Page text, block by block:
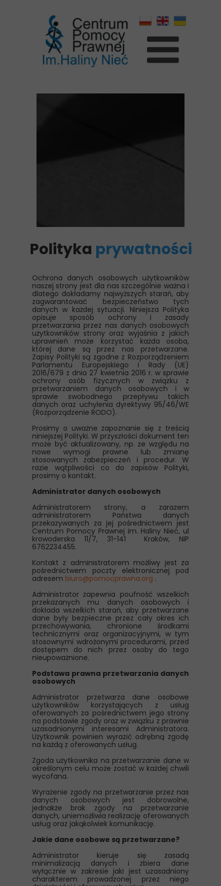
Polityka prywatności
Ochrona danych osobowych użytkowników
naszej strony jest dla nas szczególnie ważna i
dlatego dokładamy najwyższych starań, aby
zagwarantować bezpieczeństwo tych
danych w każdej sytuacji. Niniejsza Polityka
opisuje sposób ochrony i zasady
przetwarzania przez nas danych osobowych
użytkowników strony oraz wyjaśnia z jakich
uprawnień może korzystać każda osoba,
której dane są przez nas przetwarzane.
Zapisy Polityki są zgodne z Rozporządzeniem
Parlamentu Europejskiego i Rady (UE)
2016/679 z dnia 27 kwietnia 2016 r. w sprawie
ochrony osób fizycznych w związku z
przetwarzaniem danych osobowych i w
sprawie swobodnego przepływu takich
danych oraz uchylenia dyrektywy 95/46/WE
(Rozporządzenie RODO).
Prosimy o uważne zapoznanie się z treścią
niniejszej Polityki. W przyszłości dokument ten
może być aktualizowany, np. ze względu na
nowe wymogi prawne lub zmianę
stosowanych zabezpieczeń i procedur. W
razie wątpliwości co do zapisów Polityki,
prosimy o kontakt.
Administrator danych osobowych
Administratorem strony, a zarazem
administratorem Państwa danych
przekazywanych za jej pośrednictwem jest
Centrum Pomocy Prawnej im. Haliny Nieć, ul
krowoderska 11/7, 31-141 Kraków, NIP
6762234455.
Kontakt z administratorem możliwy jest za
pośrednictwem poczty elektronicznej pod
adresem biuro@pomocprawna.org .
Administrator zapewnia poufność wszelkich
przekazanych mu danych osobowych i
dokłada wszelkich starań, aby przetwarzane
dane były bezpieczne przez cały okres ich
przechowywania, chronione środkami
technicznymi oraz organizacyjnymi, w tym
stosownymi wdrożonymi procedurami, przed
dostępem do nich przez osoby do tego
nieupoważnione.
Podstawa prawna przetwarzania danych
osobowych
Administrator przetwarza dane osobowe
użytkowników korzystających z usług
oferowanych za pośrednictwem jego strony
na podstawie zgody oraz w związku z prawnie
uzasadnionymi interesami Administratora.
Użytkownik powinien wyrazić odrębną zgodę
na każdą z oferowanych usług.
Zgoda użytkownika na przetwarzanie dane w
określonym celu może zostać w każdej chwili
wycofana.
Wyrażenie zgody na przetwarzanie przez nas
danych osobowych jest dobrowolne,
jednakże brak zgody na przetwarzanie
danych, uniemożliwia realizację oferowanych
usług oraz jakąkolwiek komunikację.
Jakie dane osobowe są przetwarzane?
Administrator kieruje się zasadą
minimalizacją danych i zbiera dane
wyłącznie w zakresie jaki jest uzasadniony
charakterem prowadzonej przez niego